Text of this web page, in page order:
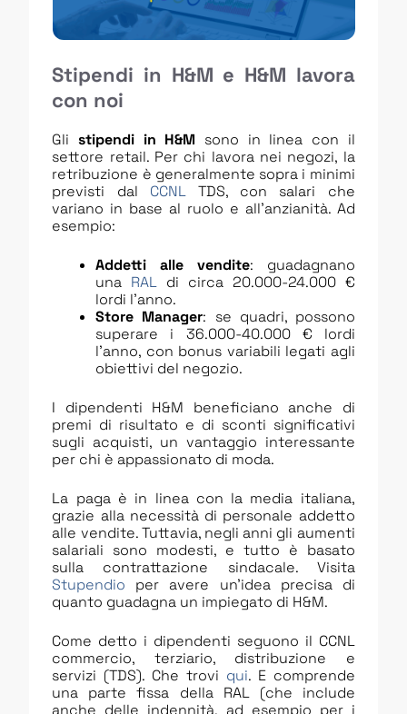
Stipendi in H&M e H&M lavora
con noi
Glistipendi in H&M sono in linea con il
settore retail. Per chi lavora nei negozi, la
retribuzione è generalmente sopra i minimi
previsti dal CCNLTDS, con salari che
variano in base al ruolo e all’anzianità. Ad
esempio:
Addetti alle vendite: guadagnano
una RAL di circa 20.000-24.000 €
lordi l’anno.
Store Manager: se quadri, possono
superare i 36.000-40.000 € lordi
l’anno, con bonus variabili legati agli
obiettivi del negozio.
I dipendenti H&M beneficiano anche di
premi di risultato e di sconti significativi
sugli acquisti, un vantaggio interessante
per chi è appassionato di moda.
La paga è in linea con la media italiana,
grazie alla necessità di personale addetto
alle vendite. Tuttavia, negli anni gli aumenti
salariali sono modesti, e tutto è basato
sulla contrattazione sindacale. Visita
Stupendio per avere un’idea precisa di
quanto guadagna un impiegato di H&M.
Come detto i dipendenti seguono il CCNL
commercio, terziario, distribuzione e
servizi (TDS). Che trovi qui. E comprende
una parte fissa della RAL (che include
anche delle indennità, ad esempio per i